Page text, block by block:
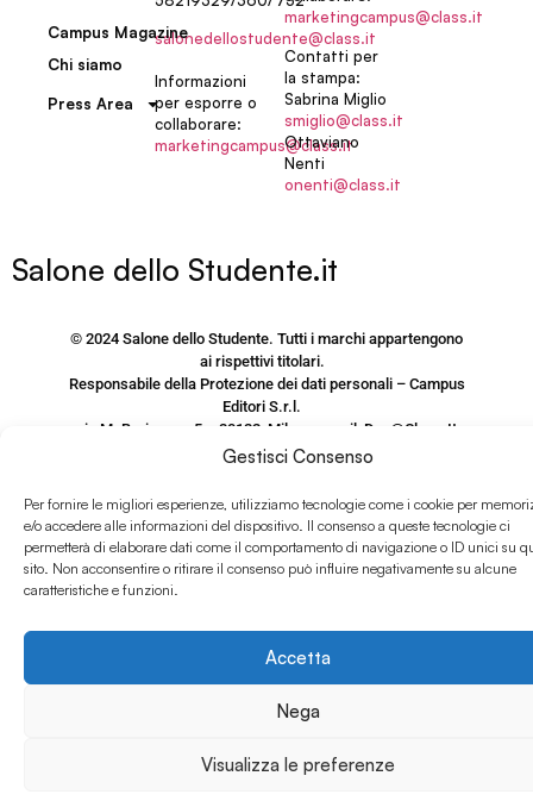
Gestisci Consenso
Per fornire le migliori esperienze, utilizziamo tecnologie come i cookie per
e/o accedere alle informazioni del dispositivo. Il consenso a queste tecnologie ci
permetterà di elaborare dati come il comportamento di navigazione o ID unici su
sito. Non acconsentire o ritirare il consenso può influire negativamente su alcune
caratteristiche e funzioni.
Accetta
Nega
Visualizza le preferenze
Campus Magazine
Chi siamo
Press Area
salonedellostudente@class.it
Informazioni
per esporre o
collaborare:
marketingcampus@class.it
marketingcampus@class.it
Contatti per
la stampa:
Sabrina Miglio
smiglio@class.it
Ottaviano
Nenti
onenti@class.it
Salone dello Studente.it
© 2024 Salone dello Studente. Tutti i marchi appartengono
ai rispettivi titolari.
Responsabile della Protezione dei dati personali – Campus
Editori S.r.l.
via M. Burigozzo 5 – 20122, Milano, email: Dpo@Class.It
P.IVA e CF 09406120155
PRIVACY POLICY SITO
www.salonedellostudente.it